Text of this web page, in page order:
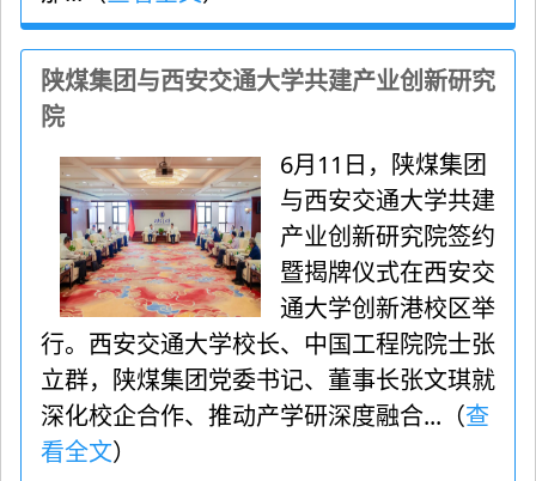
陕煤集团与西安交通大学共建产业创新研究
院
6月11日，陕煤集团
与西安交通大学共建
产业创新研究院签约
暨揭牌仪式在西安交
通大学创新港校区举
行。西安交通大学校长、中国工程院院士张
立群，陕煤集团党委书记、董事长张文琪就
深化校企合作、推动产学研深度融合...（查
看全文）